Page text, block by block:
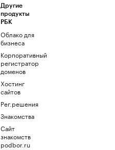
Другие
продукты
РБК
Облако для
бизнеса
Корпоративный
регистратор
доменов
Хостинг
сайтов
Рег.решения
Знакомства
Сайт
знакомств
podbor.ru